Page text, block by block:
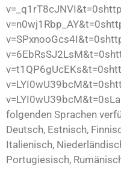
folgenden Sprachen
Deutsch, Estnisch,
Italienisch,
Portugiesisch,